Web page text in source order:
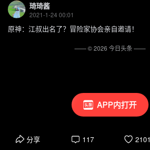
APP内打开
琦琦酱
2021-1-24 00:01
原神：江叔出名了？冒险家协会亲自邀请！
分享 117 2101
—— ©2026 今日头条——